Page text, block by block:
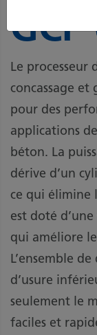
Le processeur
concassage
pour des
applications
béton. La
dérive d’un
ce qui élimine
est doté
qui améliore
L’ensemble
d’usure
seulement le
faciles et